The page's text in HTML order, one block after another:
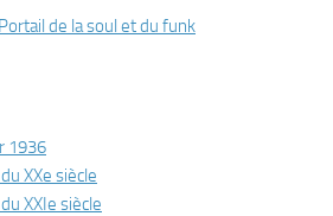
Portail de la soul et du funk
1936
XXe siècle
XXIe siècle